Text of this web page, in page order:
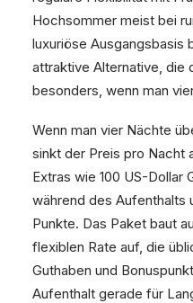
Hochsommer meist bei
luxuriöse Ausgangsbasis
attraktive Alternative, die
besonders, wenn man
Wenn man vier Nächte
sinkt der Preis pro Nacht
Extras wie 100 US-Dollar
während des Aufenthalts
Punkte. Das Paket baut
flexiblen Rate auf, die
Guthaben und
Aufenthalt gerade für